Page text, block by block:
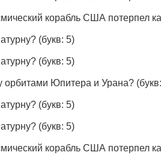
корабль США потерпел
(букв: 5)
(букв: 5)
орбитами Юпитера и Урана?
(букв: 5)
(букв: 5)
корабль США потерпел